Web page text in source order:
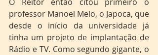
professor Manoel Melo, o Japoca, que
desde o início da universidade já
tinha um projeto de implantação de
Rádio e TV. Como segundo gigante, o